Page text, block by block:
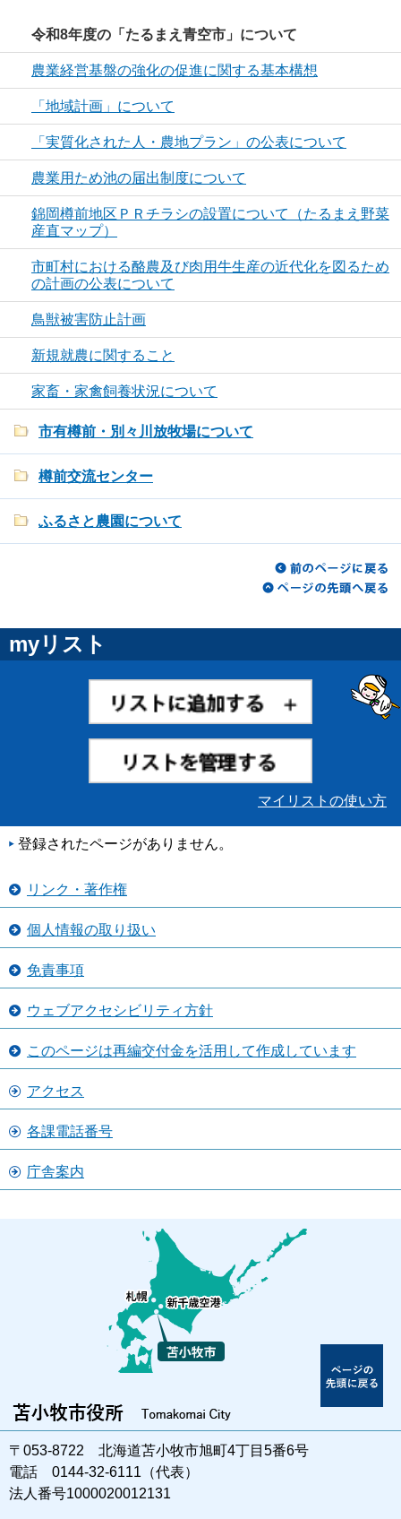
令和8年度の「たるまえ青空市」について
農業経営基盤の強化の促進に関する基本構想
「地域計画」について
「実質化された人・農地プラン」の公表について
農業用ため池の届出制度について
錦岡樽前地区ＰＲチラシの設置について（たるまえ野菜
産直マップ）
市町村における酪農及び肉用牛生産の近代化を図るため
の計画の公表について
鳥獣被害防止計画
新規就農に関すること
家畜・家禽飼養状況について
市有樽前・別々川放牧場について
樽前交流センター
ふるさと農園について
myリスト
マイリストの使い方
登録されたページがありません。
リンク・著作権
個人情報の取り扱い
免責事項
ウェブアクセシビリティ方針
このページは再編交付金を活用して作成しています
アクセス
各課電話番号
庁舎案内
〒053-8722 北海道苫小牧市旭町4丁目5番6号
電話 0144-32-6111（代表）
法人番号1000020012131